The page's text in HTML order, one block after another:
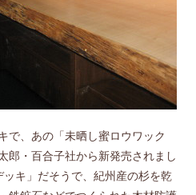
で、あの「未晒し蜜ロウワック
郎・百合子社から新発売されまし
キ」だそうで、紀州産の杉を乾